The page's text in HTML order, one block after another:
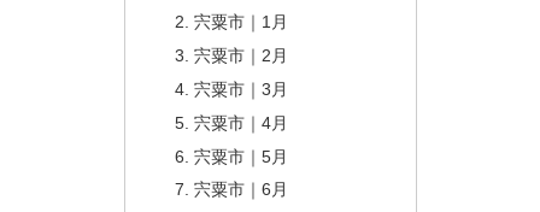
宍粟市｜1月
宍粟市｜2月
宍粟市｜3月
宍粟市｜4月
宍粟市｜5月
宍粟市｜6月